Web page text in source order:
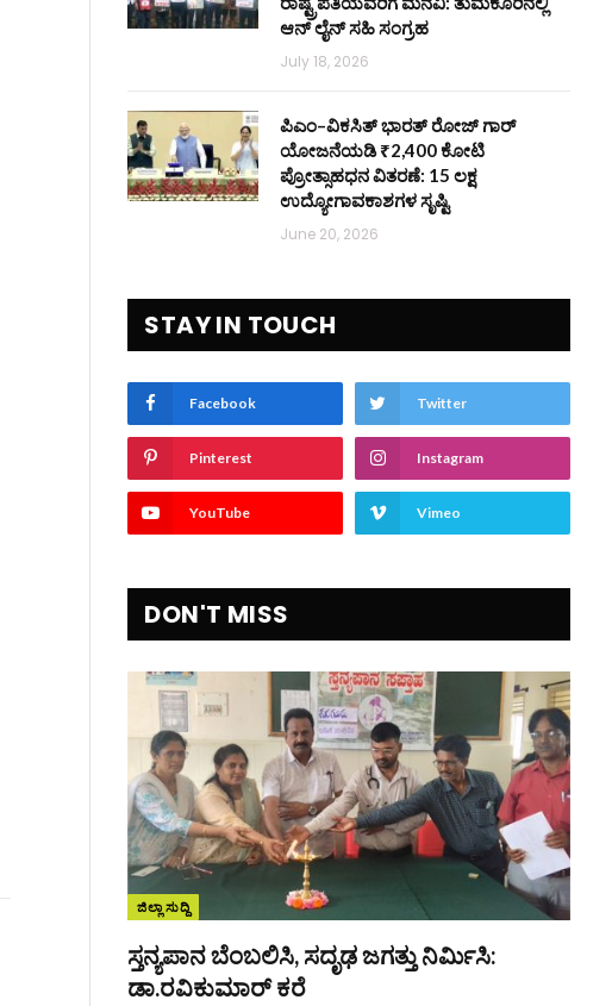
ಆನ್‌ ಲೈನ್ ಸಹಿ ಸಂಗ್ರಹ
July 18, 2026
ಪಿಎಂ–ವಿಕಸಿತ್ ಭಾರತ್ ರೋಜ್‌ ಗಾರ್
ಯೋಜನೆಯಡಿ ₹2,400 ಕೋಟಿ
ಪ್ರೋತ್ಸಾಹಧನ ವಿತರಣೆ: 15 ಲಕ್ಷ
ಉದ್ಯೋಗಾವಕಾಶಗಳ ಸೃಷ್ಟಿ
June 20, 2026
STAY IN TOUCH
Facebook Twitter
Pinterest Instagram
YouTube Vimeo
DON'T MISS
ಜಿಲ್ಲಾ ಸುದ್ದಿ
ಸ್ತನ್ಯಪಾನ ಬೆಂಬಲಿಸಿ, ಸದೃಢ ಜಗತ್ತು ನಿರ್ಮಿಸಿ:
ಡಾ.ರವಿಕುಮಾರ್ ಕರೆ